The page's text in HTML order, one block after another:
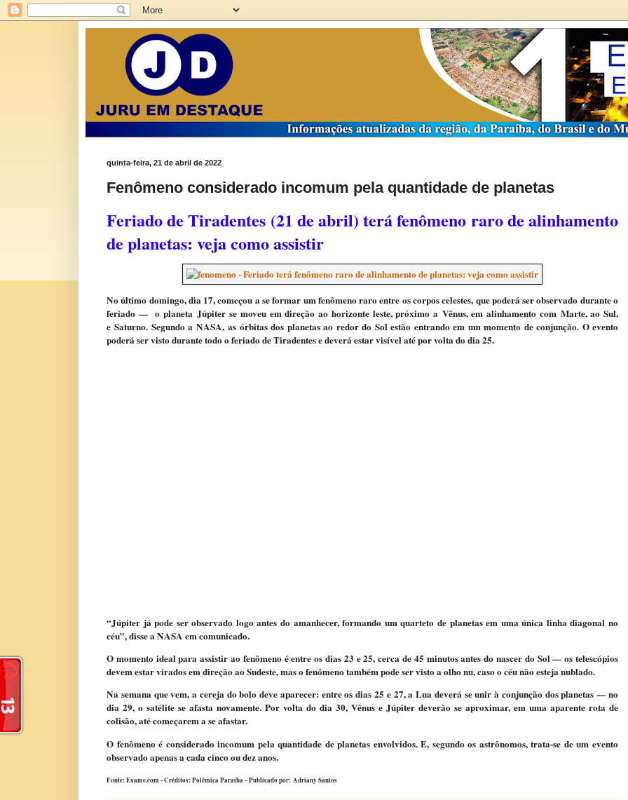
quinta-feira, 21 de abril de 2022
Fenômeno considerado incomum pela quantidade de planetas
Feriado de Tiradentes (21 de abril) terá fenômeno raro de alinhamento
de planetas: veja como assistir
No último domingo, dia 17, começou a se formar um fenômeno raro entre os corpos celestes, que poderá ser observado durante o
feriado — o planeta Júpiter se moveu em direção ao horizonte leste, próximo a Vênus, em alinhamento com Marte, ao Sul,
e Saturno. Segundo a NASA, as órbitas dos planetas ao redor do Sol estão entrando em um momento de conjunção. O evento
poderá ser visto durante todo o feriado de Tiradentes e deverá estar visível até por volta do dia 25.
“Júpiter já pode ser observado logo antes do amanhecer, formando um quarteto de planetas em uma única linha diagonal no
céu”, disse a NASA em comunicado.
O momento ideal para assistir ao fenômeno é entre os dias 23 e 25, cerca de 45 minutos antes do nascer do Sol — os telescópios
devem estar virados em direção ao Sudeste, mas o fenômeno também pode ser visto a olho nu, caso o céu não esteja nublado.
Na semana que vem, a cereja do bolo deve aparecer: entre os dias 25 e 27, a Lua deverá se unir à conjunção dos planetas — no
dia 29, o satélite se afasta novamente. Por volta do dia 30, Vênus e Júpiter deverão se aproximar, em uma aparente rota de
colisão, até começarem a se afastar.
O fenômeno é considerado incomum pela quantidade de planetas envolvidos. E, segundo os astrônomos, trata-se de um evento
observado apenas a cada cinco ou dez anos.
Fonte: Exame.com - Créditos: Polêmica Paraíba - Publicado por: Adriany Santos